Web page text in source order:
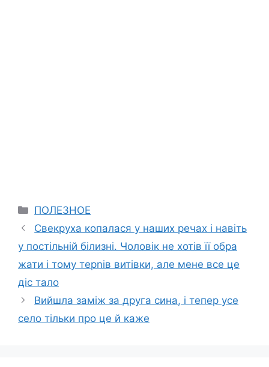
Categories
ПОЛЕЗНОЕ
Свекруха копалася у наших речах і навіть
у постільній білизні. Чоловік не хотів її обра
жати і тому терnів витівки, але мене все це
діс тало
Вийшла заміж за друга сина, і тепер усе
село тільки про це й каже